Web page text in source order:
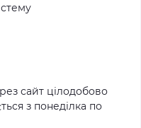
сайт цілодобово
з понеділка по